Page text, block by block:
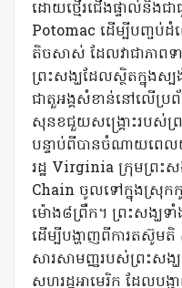
ដោយថ្មើរជើងផ្ទាល់និងជា
Potomac ដើម្បីបញ្ចប់
តិចសាស់ ដែលវាជាភាពទ
ព្រះសង្ឃដែលស្ថិតក្នុង
ជាតួអង្គសំខាន់នៅលើប្រព័
សុនខជួយសង្គ្រោះរបស់ព្រ
បន្ទាប់ពីបានចំណាយពេ
រដ្ឋ Virginia ក្រុមព្រះស
Chain ចូលទៅក្នុងស្រុកកូ
ម៉ោង៨ព្រឹក។ ព្រះសង្ឃទ
ដើម្បីបង្ហាញពីការតស៊ូម
សារសាមញ្ញរបស់ព្រះសង្
សហរដ្ឋអាមេរិក ដែលបង្